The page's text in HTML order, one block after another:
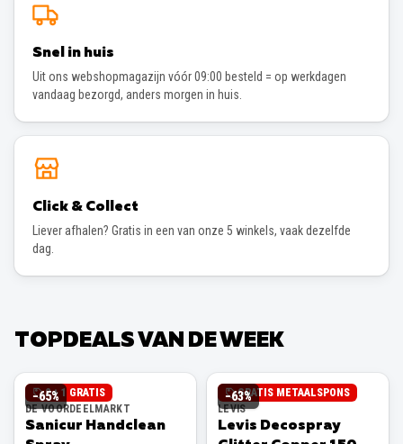
Snel in huis
Uit ons webshopmagazijn vóór 09:00 besteld = op werkdagen
vandaag bezorgd, anders morgen in huis.
Click & Collect
Liever afhalen? Gratis in een van onze 5 winkels, vaak dezelfde
dag.
TOPDEALS VAN DE WEEK
−65%
2 + 1 GRATIS
DE VOORDEELMARKT
Sanicur Handclean
−63%
GRATIS METAALSPONS
LEVIS
Levis Decospray